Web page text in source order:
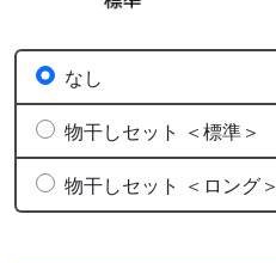
なし
物干しセット ＜標準＞
物干しセット ＜ロング＞